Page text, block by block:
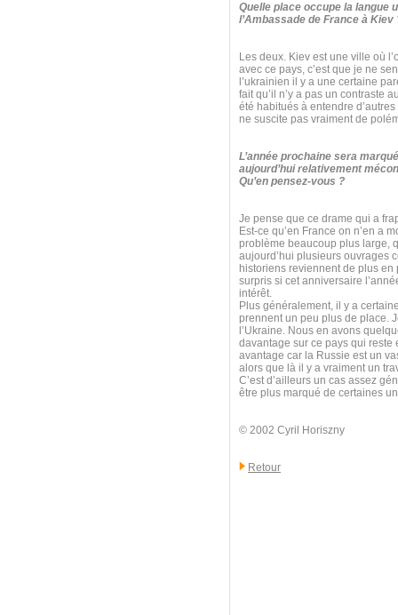
Quelle place occupe la langue
l’Ambassade de France à Kiev
Les deux. Kiev est une ville où
avec ce pays, c’est que je ne
l’ukrainien il y a une certaine
fait qu’il n’y a pas un contraste
été habitués à entendre
ne suscite pas vraiment de
L’année prochaine sera
aujourd’hui relativement
Qu’en pensez-vous ?
Je pense que ce drame qui a
Est-ce qu’en France on n’en a
problème beaucoup plus large,
aujourd’hui plusieurs ouvrages
historiens reviennent de plus
surpris si cet anniversaire
intérêt.
Plus généralement, il y a
prennent un peu plus de place.
l’Ukraine. Nous en avons
davantage sur ce pays qui reste
avantage car la Russie est un
alors que là il y a vraiment un
C’est d’ailleurs un cas assez
être plus marqué de certaines
© 2002 Cyril Horiszny
Retour